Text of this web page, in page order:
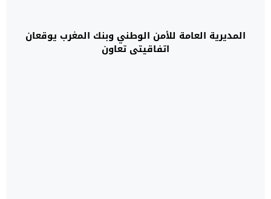
المديرية العامة للأمن الوطني وبنك المغرب يوقعان
اتفاقيتي تعاون